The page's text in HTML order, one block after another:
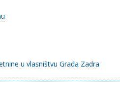
u vlasništvu Grada Zadra